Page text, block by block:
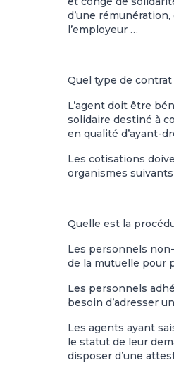
d’une
l’employeur …
Quel type de
L’agent doit être
solidaire destiné à
en qualité d’ayant-
Les cotisations
organismes
Quelle est la
Les personnels
de la mutuelle pour
Les personnels
besoin d’adresser
Les agents ayant
le statut de leur
disposer d’une